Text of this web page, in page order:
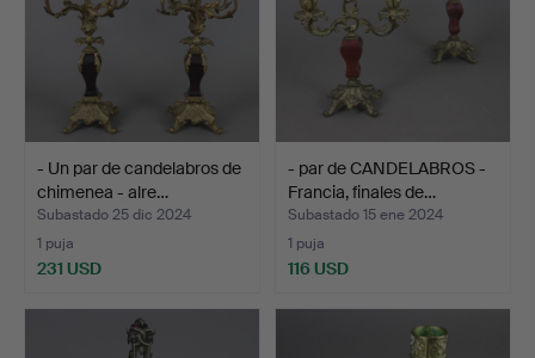
- Un par de candelabros de
chimenea - alre…
Subastado 25 dic 2024
1 puja
231 USD
- par de CANDELABROS -
Francia, finales de…
Subastado 15 ene 2024
1 puja
116 USD